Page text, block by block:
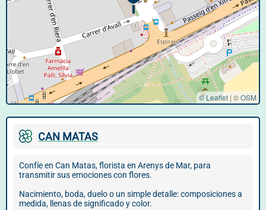
© Leaflet | ©OSM
CAN MATAS
Confíe en Can Matas, florista en Arenys de Mar, para
transmitir sus emociones con flores.
Nacimiento, boda, duelo o un simple detalle: composiciones a
medida, llenas de significado y color.